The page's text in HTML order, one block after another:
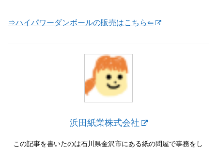
⇒ハイパワーダンボールの販売はこちら⇐
浜田紙業株式会社
この記事を書いたのは石川県金沢市にある紙の問屋で事務をし